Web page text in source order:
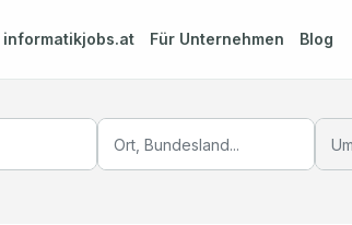
informatikjobs.at Für Unternehmen Blog